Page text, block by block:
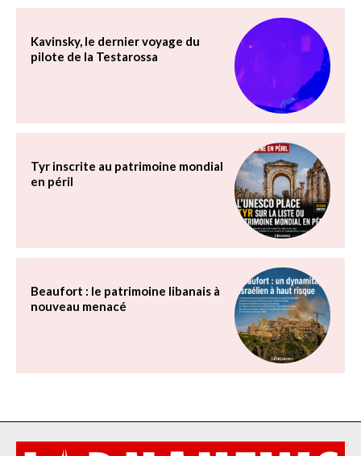
Kavinsky, le dernier voyage du
pilote de la Testarossa
Tyr inscrite au patrimoine mondial
en péril
Beaufort : le patrimoine libanais à
nouveau menacé